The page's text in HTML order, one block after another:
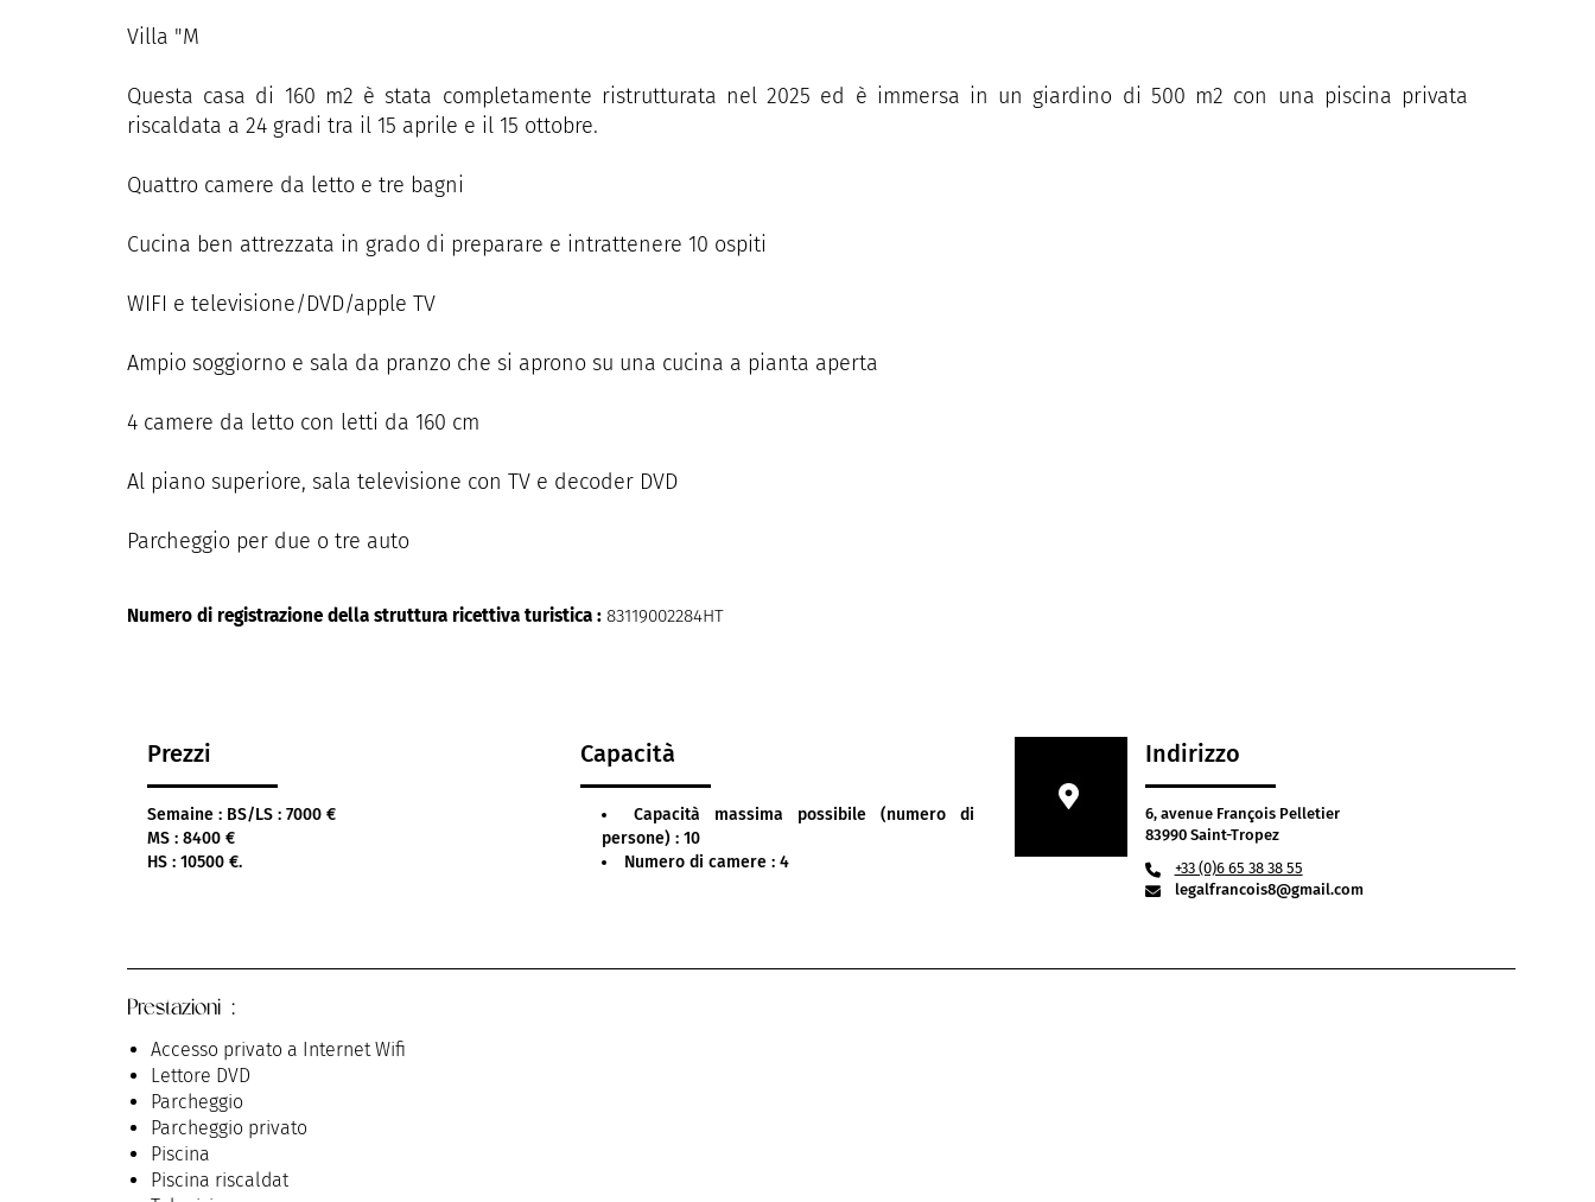
Villa "M
Questa casa di 160 m2 è stata completamente ristrutturata nel 2025 ed è immersa in un giardino di 500 m2 con una piscina privata
riscaldata a 24 gradi tra il 15 aprile e il 15 ottobre.
Quattro camere da letto e tre bagni
Cucina ben attrezzata in grado di preparare e intrattenere 10 ospiti
WIFI e televisione/DVD/apple TV
Ampio soggiorno e sala da pranzo che si aprono su una cucina a pianta aperta
4 camere da letto con letti da 160 cm
Al piano superiore, sala televisione con TV e decoder DVD
Parcheggio per due o tre auto
Numero di registrazione della struttura ricettiva turistica : 83119002284HT
Prezzi
Semaine : BS/LS : 7000 €
MS : 8400 €
HS : 10500 €.
Capacità
Capacità massima possibile (numero di
persone) : 10
Numero di camere : 4
Indirizzo
6, avenue François Pelletier
83990 Saint-Tropez
+33 (0)6 65 38 38 55
legalfrancois8@gmail.com
Prestazioni :
Accesso privato a Internet Wifi
Lettore DVD
Parcheggio
Parcheggio privato
Piscina
Piscina riscaldata